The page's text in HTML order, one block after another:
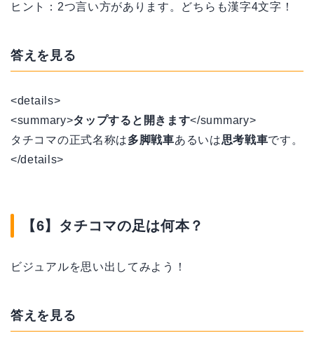
ヒント：2つ言い方があります。どちらも漢字4文字！
答えを見る
<details>
<summary>タップすると開きます</summary>
タチコマの正式名称は多脚戦車あるいは思考戦車です。
</details>
【6】タチコマの足は何本？
ビジュアルを思い出してみよう！
答えを見る